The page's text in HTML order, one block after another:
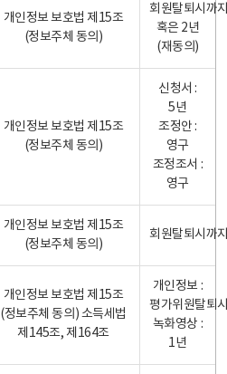
개인정보 보호법 제15조
(정보주체 동의)
회원탈퇴시까
혹은 2년
(재동의)
개인정보 보호법 제15조
(정보주체 동의)
신청서 :
5년
조정안 :
영구
조정조서 :
영구
개인정보 보호법 제15조
(정보주체 동의)
회원탈퇴시까
개인정보 보호법 제15조
(정보주체 동의) 소득세법
제145조, 제164조
개인정보 :
평가위원탈퇴
녹화영상 :
1년